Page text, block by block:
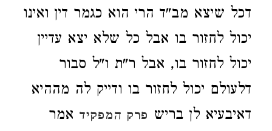
דכל שיצא מב"ד הרי הוא כגמר דין ואינו
יכול לחזור בו אבל כל שלא יצא עדיין
יכול לחזור בו, אבל ר"ת ו"ל סבור
דלעולם יכול לחזור בו ודייק לה מההיא
דאיבעיא לן בריש פרק המפקיד אמר